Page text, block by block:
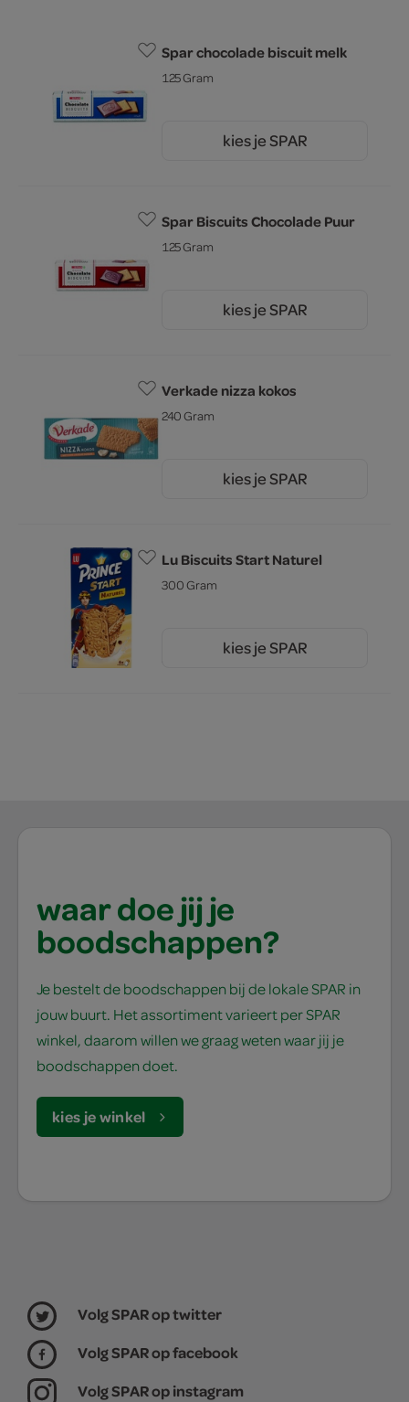
Spar chocolade biscuit melk
125 Gram
kies je SPAR
Spar Biscuits Chocolade Puur
125 Gram
kies je SPAR
Verkade nizza kokos
240 Gram
kies je SPAR
Lu Biscuits Start Naturel
300 Gram
kies je SPAR
waar doe jij je
boodschappen?
Je bestelt de boodschappen bij de lokale SPAR in
jouw buurt. Het assortiment varieert per SPAR
winkel, daarom willen we graag weten waar jij je
boodschappen doet.
kies je winkel
Volg SPAR op twitter
Volg SPAR op facebook
Volg SPAR op instagram